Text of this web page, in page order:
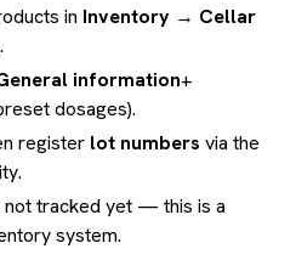
in Inventory → Cellar
.
information+
dosages).
register lot numbers via the
not tracked yet — this is a
system.